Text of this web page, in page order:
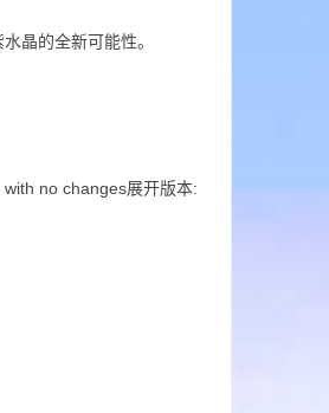
晶的全新可能性。
no changes展开版本: